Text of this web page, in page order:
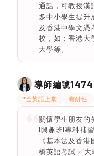
通話，可教授漢
多中小學生提升
及香港中學文憑
校，如：香港大
大學等。
導師編號
*全英語上堂 有耐性
關懷學生朋友的
l興趣班l專科補
《基本法及香
橋英語考試 ✅